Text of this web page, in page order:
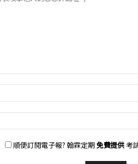
順便訂閱電子報? 翰霖定期免費提供考